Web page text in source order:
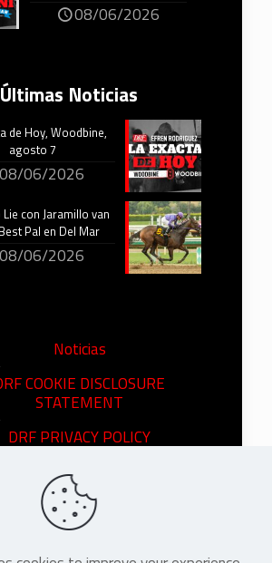
08/06/2026
Últimas Noticias
de Hoy, Woodbine,
agosto 7
08/06/2026
Lie con Jaramillo van
Pal en Del Mar
08/06/2026
Noticias
COOKIE DISCLOSURE
STATEMENT
DRF PRIVACY POLICY